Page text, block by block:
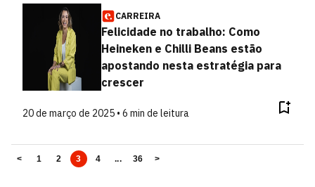
CARREIRA
Felicidade no trabalho: Como
Heineken e Chilli Beans estão
apostando nesta estratégia para
crescer
20 de março de 2025 • 6 min de leitura
< 1 2 3 4 ... 36 >